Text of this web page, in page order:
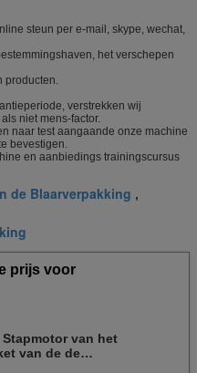
steun per e-mail, skype, wechat,
het verschepen
producten.
verstrekken wij
niet mens-factor.
naar test aangaande onze machine
bevestigen.
en aanbiedings trainingscursus
de Blaarverpakking ,
prijs voor
Stapmotor van het
van de de